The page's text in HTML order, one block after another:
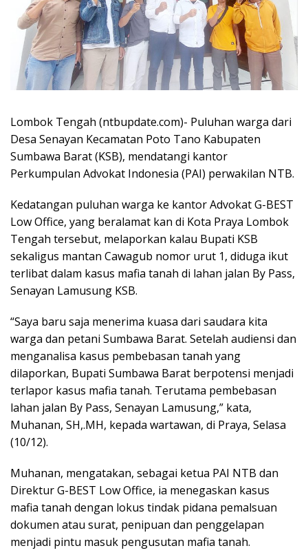
Lombok Tengah (ntbupdate.com)- Puluhan warga dari
Desa Senayan Kecamatan Poto Tano Kabupaten
Sumbawa Barat (KSB), mendatangi kantor
Perkumpulan Advokat Indonesia (PAI) perwakilan NTB.
Kedatangan puluhan warga ke kantor Advokat G-BEST
Low Office, yang beralamat kan di Kota Praya Lombok
Tengah tersebut, melaporkan kalau Bupati KSB
sekaligus mantan Cawagub nomor urut 1, diduga ikut
terlibat dalam kasus mafia tanah di lahan jalan By Pass,
Senayan Lamusung KSB.
“Saya baru saja menerima kuasa dari saudara kita
warga dan petani Sumbawa Barat. Setelah audiensi dan
menganalisa kasus pembebasan tanah yang
dilaporkan, Bupati Sumbawa Barat berpotensi menjadi
terlapor kasus mafia tanah. Terutama pembebasan
lahan jalan By Pass, Senayan Lamusung,” kata,
Muhanan, SH,.MH, kepada wartawan, di Praya, Selasa
(10/12).
Muhanan, mengatakan, sebagai ketua PAI NTB dan
Direktur G-BEST Low Office, ia menegaskan kasus
mafia tanah dengan lokus tindak pidana pemalsuan
dokumen atau surat, penipuan dan penggelapan
menjadi pintu masuk pengusutan mafia tanah.